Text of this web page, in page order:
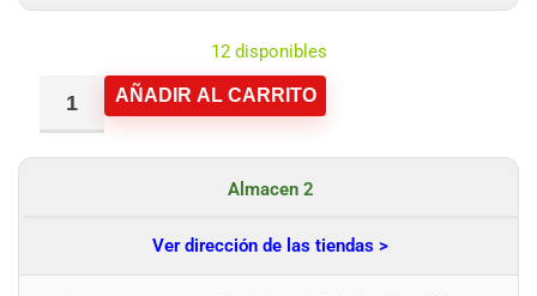
12 disponibles
AÑADIR AL CARRITO
Almacen 2
Ver dirección de las tiendas >